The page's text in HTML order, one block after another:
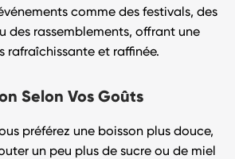
comme des festivals, des
des rassemblements, offrant une
rafraîchissante et raffinée.
Selon Vos Goûts
préférez une boisson plus douce,
un peu plus de sucre ou de miel